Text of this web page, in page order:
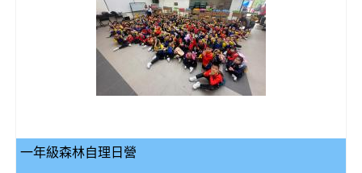
一年級森林自理日營